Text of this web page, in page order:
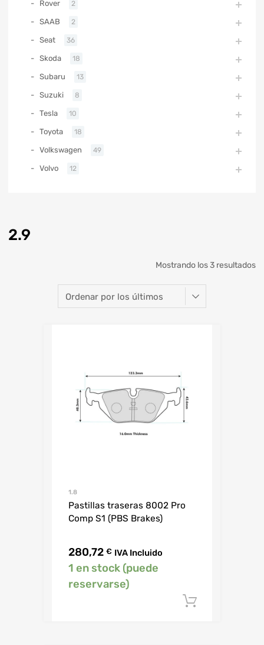
2.9
Mostrando los 3 resultados
1.8
Pastillas traseras 8002 Pro
Comp S1 (PBS Brakes)
280,72 € IVA Incluido
1 en stock (puede
reservarse)
Rover 2
SAAB 2
Seat 36
Skoda 18
Subaru 13
Suzuki 8
Tesla 10
Toyota 18
Volkswagen 49
Volvo 12